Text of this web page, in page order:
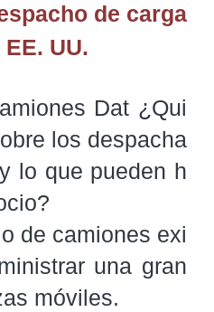
de carga
UU.
Dat ¿Qui
los despacha
lo que pueden h
de camiones exi
una gran
móviles.